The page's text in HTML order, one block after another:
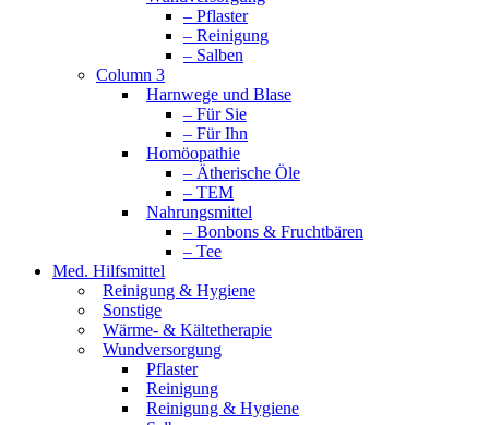
– Pflaster
– Reinigung
– Salben
Column 3
Harnwege und Blase
– Für Sie
– Für Ihn
Homöopathie
– Ätherische Öle
– TEM
Nahrungsmittel
– Bonbons & Fruchtbären
– Tee
Med. Hilfsmittel
Reinigung & Hygiene
Sonstige
Wärme- & Kältetherapie
Wundversorgung
Pflaster
Reinigung
Reinigung & Hygiene